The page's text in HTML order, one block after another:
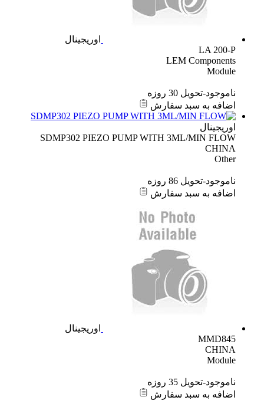
اوریجینال
LA 200-P
LEM Components
Module
ناموجود-تحویل 30 روزه
اضافه به سبد سفارش
اوریجینال
SDMP302 PIEZO PUMP WITH 3ML/MIN FLOW
CHINA
Other
ناموجود-تحویل 86 روزه
اضافه به سبد سفارش
اوریجینال
MMD845
CHINA
Module
ناموجود-تحویل 35 روزه
اضافه به سبد سفارش